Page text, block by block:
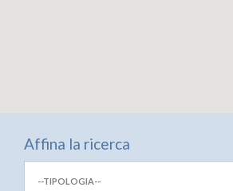
Affina la ricerca